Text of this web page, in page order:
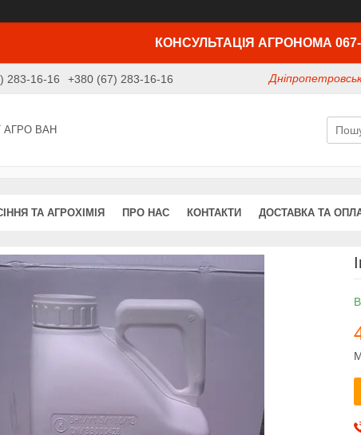
КОНСУЛЬТАЦІЯ АГРОНОМА 067-
283-16-16 +380 (67) 283-16-16
АГРО ВАН
ТА АГРОХІМІЯ ПРО НАС КОНТАКТИ ДОСТАВКА ТА